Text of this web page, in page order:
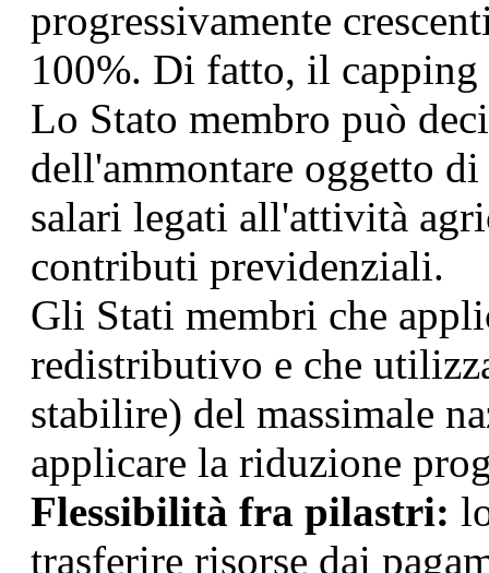
progressivamente
100%. Di fatto, il
Lo Stato membro può
dell'ammontare oggetto
salari legati all'attività
contributi previdenziali.
Gli Stati membri che
redistributivo e che
stabilire) del massimale
applicare la riduzione
Flessibilità fra pilastri:
trasferire risorse dai